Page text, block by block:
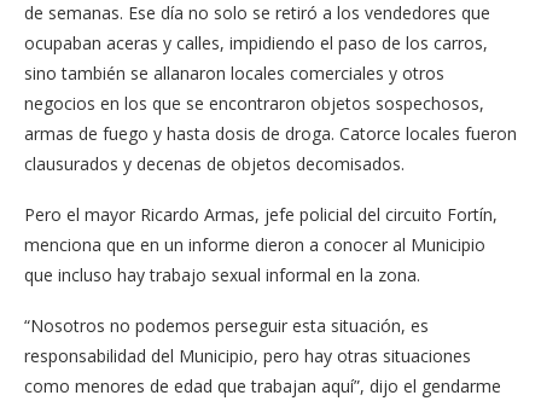
de semanas. Ese día no solo se retiró a los vendedores que
ocupaban aceras y calles, impidiendo el paso de los carros,
sino también se allanaron locales comerciales y otros
negocios en los que se encontraron objetos sospechosos,
armas de fuego y hasta dosis de droga. Catorce locales fueron
clausurados y decenas de objetos decomisados.
Pero el mayor Ricardo Armas, jefe policial del circuito Fortín,
menciona que en un informe dieron a conocer al Municipio
que incluso hay trabajo sexual informal en la zona.
“Nosotros no podemos perseguir esta situación, es
responsabilidad del Municipio, pero hay otras situaciones
como menores de edad que trabajan aquí”, dijo el gendarme